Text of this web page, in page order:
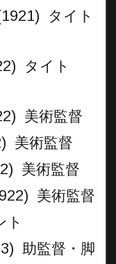
タイト
タイト
美術監督
美術監督
美術監督
美術監督
ト
助監督・脚